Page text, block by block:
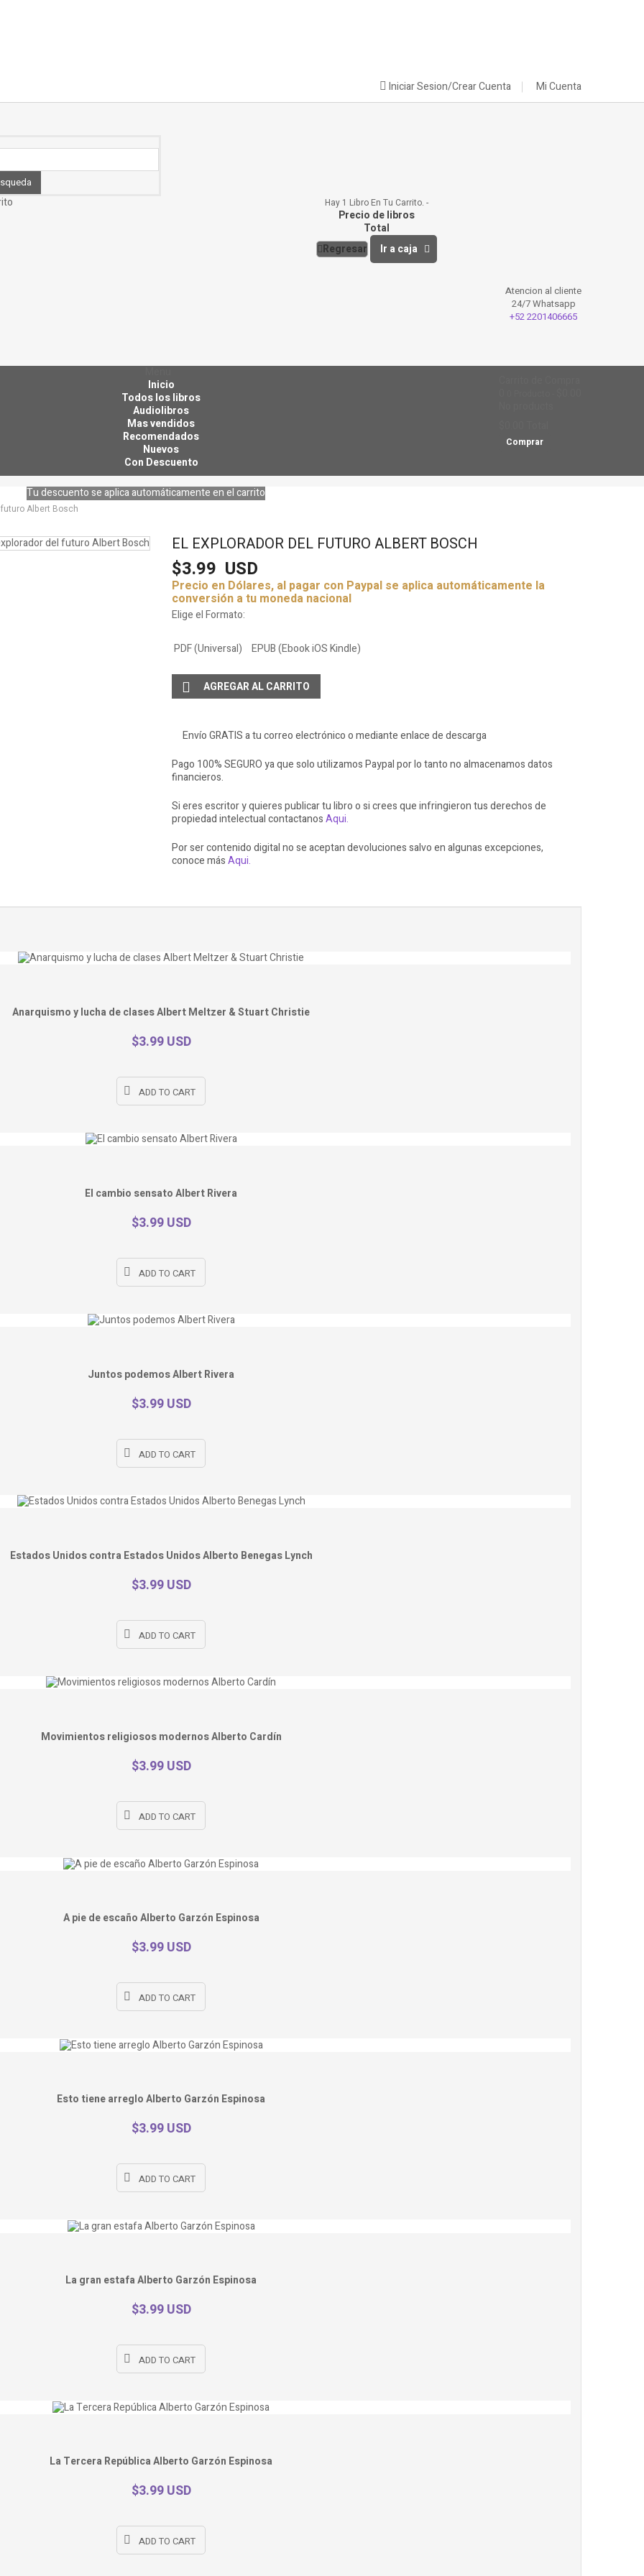
Mi Cuenta
Iniciar Sesion/Crear Cuenta
Comprar
Hay 1 Libro En Tu Carrito.
Precio de libros
Total
Regresar
Ir a caja
Atencion al cliente
24/7 Whatsapp
+52 2201406665
Inicio
Todos los libros
Audiolibros
Mas vendidos
Recomendados
Nuevos
Con Descuento
Tu descuento se aplica automáticamente en el carrito
Albert Bosch
EL EXPLORADOR DEL FUTURO ALBERT BOSCH
$3.99 USD
Precio en Dólares, al pagar con Paypal se aplica automáticamente la
conversión a tu moneda nacional
Elige el Formato:
PDF (Universal) EPUB (Ebook iOS Kindle)
AGREGAR AL CARRITO
Envío GRATIS a tu correo electrónico o mediante enlace de descarga
Pago 100% SEGURO ya que solo utilizamos Paypal por lo tanto no almacenamos datos
financieros.
Si eres escritor y quieres publicar tu libro o si crees que infringieron tus derechos de
propiedad intelectual contactanosAqui.
Por ser contenido digital no se aceptan devoluciones salvo en algunas excepciones,
conoce másAqui.
Anarquismo y lucha de clases Albert Meltzer & Stuart Christie
$3.99 USD
ADD TO CART
El cambio sensato Albert Rivera
$3.99 USD
ADD TO CART
Juntos podemos Albert Rivera
$3.99 USD
ADD TO CART
Estados Unidos contra Estados Unidos Alberto Benegas Lynch
$3.99 USD
ADD TO CART
Movimientos religiosos modernos Alberto Cardín
$3.99 USD
ADD TO CART
A pie de escaño Alberto Garzón Espinosa
$3.99 USD
ADD TO CART
Esto tiene arreglo Alberto Garzón Espinosa
$3.99 USD
ADD TO CART
La gran estafa Alberto Garzón Espinosa
$3.99 USD
ADD TO CART
La Tercera República Alberto Garzón Espinosa
$3.99 USD
ADD TO CART